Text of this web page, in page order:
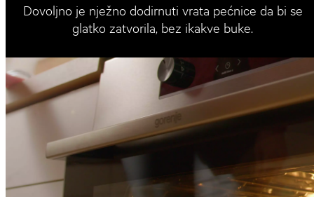
Dovoljno je nježno dodirnuti vrata pećnice da bi se
glatko zatvorila, bez ikakve buke.